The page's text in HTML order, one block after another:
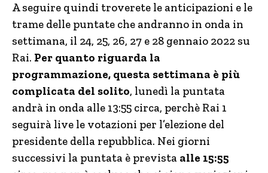
A seguire quindi troverete le anticipazioni e le
trame delle puntate che andranno in onda in
settimana, il 24, 25, 26, 27 e 28 gennaio 2022 su
Rai. Per quanto riguarda la
programmazione, questa settimana è più
complicata del solito, lunedì la puntata
andrà in onda alle 13:55 circa, perchè Rai 1
seguirà live le votazioni per l’elezione del
presidente della repubblica. Nei giorni
successivi la puntata è prevista alle 15:55